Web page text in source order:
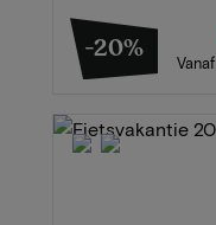
-20% Vanaf